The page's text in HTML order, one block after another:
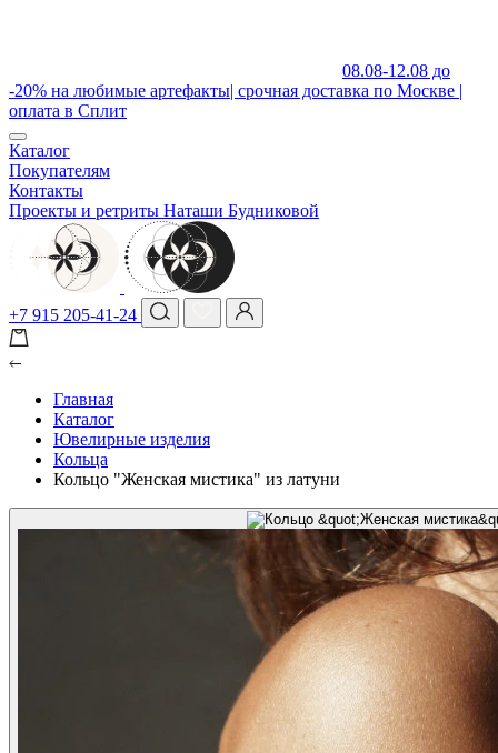
08.08-12.08 до
-20% на любимые артефакты| срочная доставка по Москве |
оплата в Сплит
Каталог
Покупателям
Контакты
Проекты и ретриты Наташи Будниковой
+7 915 205-41-24
Главная
Каталог
Ювелирные изделия
Кольца
Кольцо "Женская мистика" из латуни